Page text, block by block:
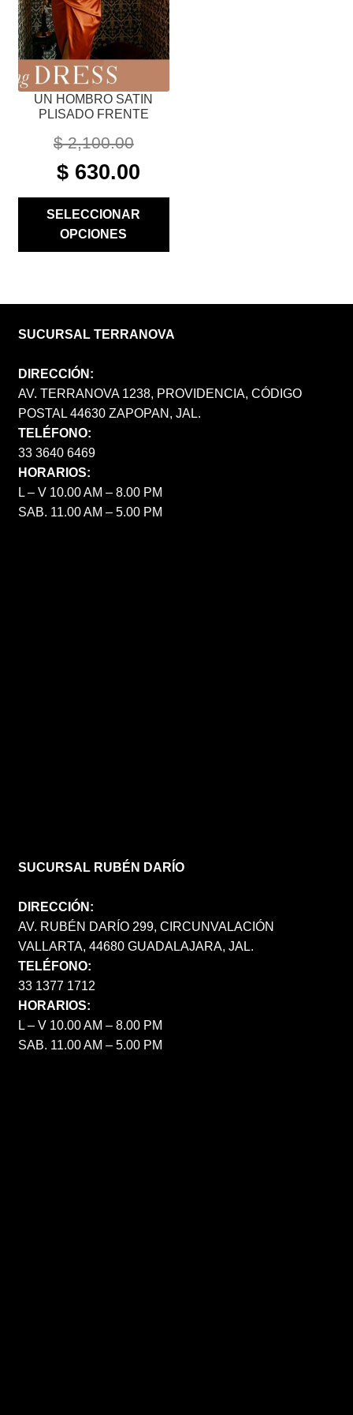
UN HOMBRO SATIN
PLISADO FRENTE
$2,100.00
ORIGINAL
PRICE
$ 630.00
SELECCIONAR
OPCIONES
PUEDEN
ELEGIR
EN
LA
PÁGINA
DE
SUCURSAL TERRANOVA
DIRECCIÓN:
AV. TERRANOVA 1238, PROVIDENCIA, CÓDIGO
POSTAL 44630 ZAPOPAN, JAL.
TELÉFONO:
33 3640 6469
HORARIOS:
L – V 10.00 AM – 8.00 PM
SAB. 11.00 AM – 5.00 PM
SUCURSAL RUBÉN DARÍO
DIRECCIÓN:
AV. RUBÉN DARÍO 299, CIRCUNVALACIÓN
VALLARTA, 44680 GUADALAJARA, JAL.
TELÉFONO:
33 1377 1712
HORARIOS:
L – V 10.00 AM – 8.00 PM
SAB. 11.00 AM – 5.00 PM